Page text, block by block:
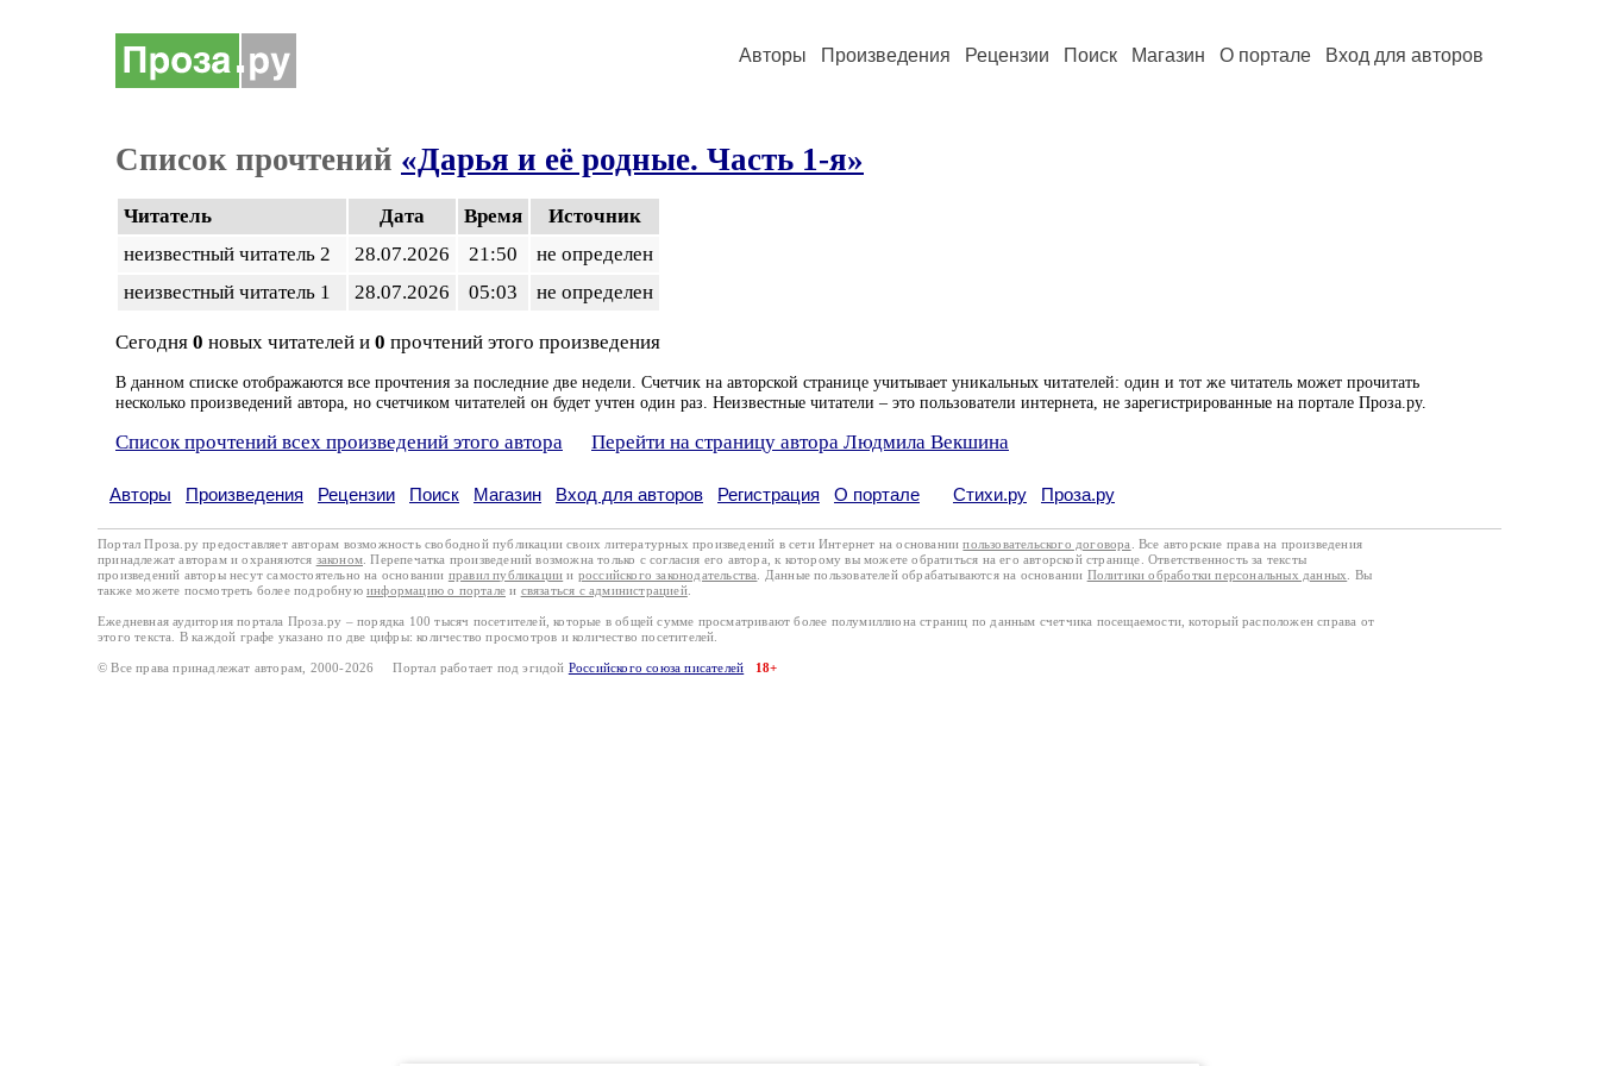
Авторы Произведения Рецензии Поиск Магазин О портале Вход для авторов
Список прочтений «Дарья и её родные. Часть 1-я»
Читатель Дата Время
Источник
неизвестный читатель 2
28.07.2026 21:50
не определен
неизвестный читатель 1
28.07.2026 05:03 не определен
Сегодня 0 новых читателей и 0 прочтений этого произведения
В данном списке отображаются все прочтения за последние две недели. Счетчик на авторской странице учитывает уникальных читателей: один и тот же читатель может прочитать
несколько произведений автора, но счетчиком читателей он будет учтен один раз. Неизвестные читатели – это пользователи интернета, не зарегистрированные на портале Проза.ру.
Список прочтений всех произведений этого автора Перейти на страницу автора Людмила Векшина
Авторы Произведения Рецензии Поиск Магазин Вход для авторов Регистрация О портале Стихи.ру Проза.ру
Портал Проза.ру предоставляет авторам возможность свободной публикации своих литературных произведений в сети Интернет на основаниипользовательского договора
. Все авторские права на произведения
принадлежат авторам и охраняются законом . Перепечатка произведений возможна только с согласия его автора, к которому вы можете обратиться на его авторской странице. Ответственность за тексты
произведений авторы несут самостоятельно на основании правил публикации и российского законодательства . Данные пользователей обрабатываются на основании Политики обработки персональных данных
. Вы
также можете посмотреть более подробную информацию о портале и связаться с администрацией.
Ежедневная аудитория портала Проза.ру – порядка 100 тысяч посетителей, которые в общей сумме просматривают более полумиллиона страниц по данным счетчика посещаемости, который расположен справа от
этого текста. В каждой графе указано по две цифры: количество просмотров и количество посетителей.
© Все права принадлежат авторам, 2000-2026 Портал работает под эгидой Российского союза писателей 18+